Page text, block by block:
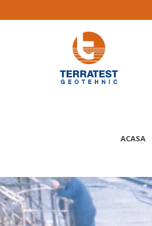
ACASA